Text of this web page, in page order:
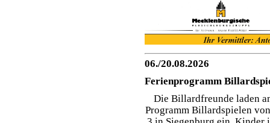
06./20.08.2026
Ferienprogramm
Die Billardfreunde laden
Programm Billardspielen